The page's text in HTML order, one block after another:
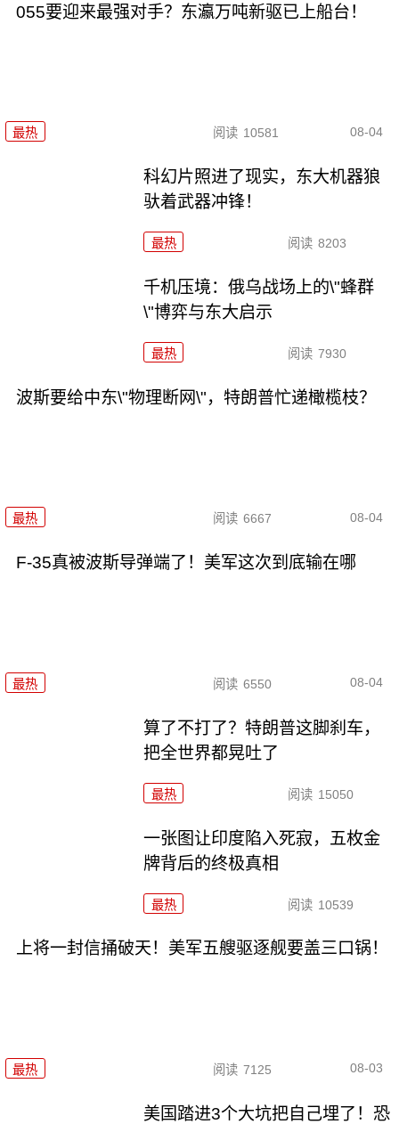
055要迎来最强对手？东瀛万吨新驱已上船台！
最热 阅读 10581 08-04
科幻片照进了现实，东大机器狼
驮着武器冲锋！
最热 阅读 8203
千机压境：俄乌战场上的\"蜂群
\"博弈与东大启示
最热 阅读 7930
波斯要给中东\"物理断网\"，特朗普忙递橄榄枝？
最热 阅读 6667 08-04
F-35真被波斯导弹端了！美军这次到底输在哪
最热 阅读 6550 08-04
算了不打了？特朗普这脚刹车，
把全世界都晃吐了
最热 阅读 15050
一张图让印度陷入死寂，五枚金
牌背后的终极真相
最热 阅读 10539
上将一封信捅破天！美军五艘驱逐舰要盖三口锅！
最热 阅读 7125 08-03
美国踏进3个大坑把自己埋了！恐